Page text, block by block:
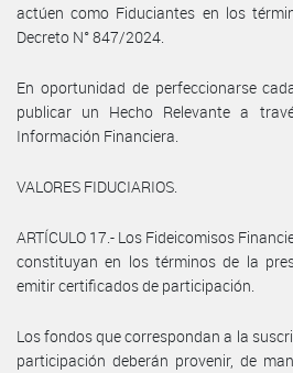
actúen como Fiduciantes en los
Decreto N° 847/2024.
En oportunidad de perfeccionarse
publicar un Hecho Relevante a
Información Financiera.
VALORES FIDUCIARIOS.
ARTÍCULO 17.- Los Fideicomisos
constituyan en los términos de la
emitir certificados de participación.
Los fondos que correspondan a la
participación deberán provenir, de